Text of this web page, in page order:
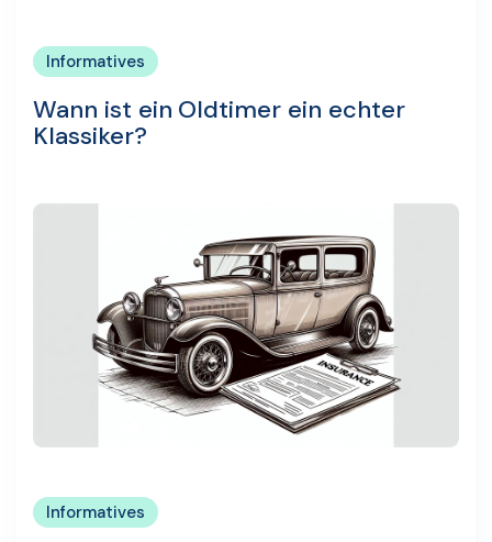
Informatives
Wann ist ein Oldtimer ein echter
Klassiker?
Informatives